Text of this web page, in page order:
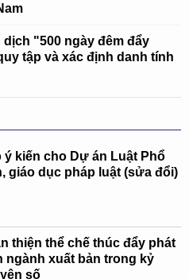
"500 ngày đêm đẩy
tập và xác định danh tính
ý kiến cho Dự án Luật Phổ
giáo dục pháp luật (sửa đổi)
thiện thể chế thúc đẩy phát
ngành xuất bản trong kỷ
số